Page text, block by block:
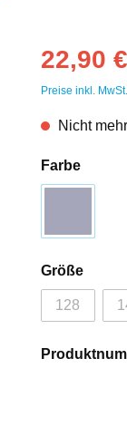
22,90
Preise inkl.
Nicht
Farbe
Größe
128